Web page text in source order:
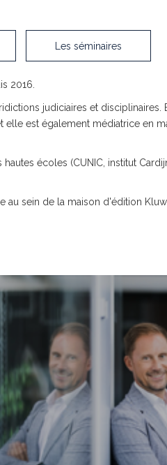
Les séminaires
2016.
judiciaires et disciplinaires.
est également médiatrice en
écoles (CUNIC, institut
au sein de la maison d'édition